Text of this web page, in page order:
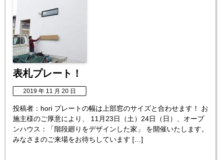
表札プレート！
2019 年 11 月 20 日
投稿者：hori プレートの幅は上部窓のサイズと合わせます！ お
施主様のご厚意により、 11月23日（土）24日（日）、オープ
ンハウス：「階段廻りをデザインした家」 を開催いたします。
みなさまのご来場をお待ちしています […]